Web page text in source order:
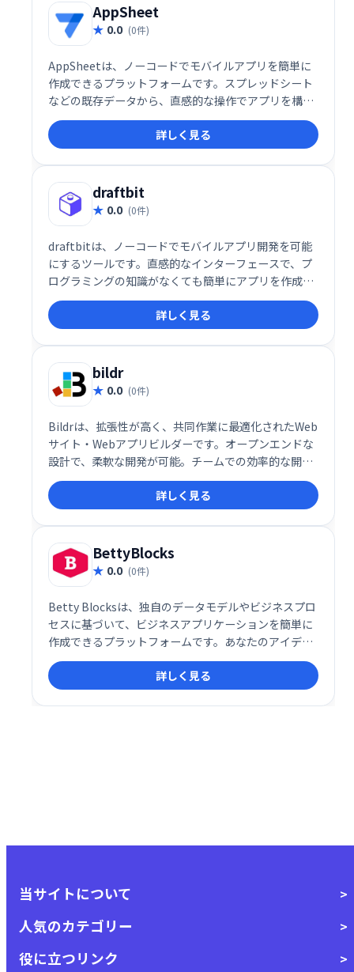
AppSheet
0.0 (0件)
AppSheetは、ノーコードでモバイルアプリを簡単に
作成できるプラットフォームです。スプレッドシート
などの既存データから、直感的な操作でアプリを構築
できます。複雑なコーディングは不要で、迅速な開発
と展開を実現します。業務効率化やデータ活用を促進
し、ビジネスのデジタル化を支援します。
詳しく見る
draftbit
0.0 (0件)
draftbitは、ノーコードでモバイルアプリ開発を可能
にするツールです。直感的なインターフェースで、プ
ログラミングの知識がなくても簡単にアプリを作成で
きます。デザイン、機能追加、公開まで、すべてをワ
ンストップで行えるため、迅速なアプリ開発を実現し
ます。 アイデアを形にするための、手軽で強力なツー
ルとして最適です。
詳しく見る
bildr
0.0 (0件)
Bildrは、拡張性が高く、共同作業に最適化されたWeb
サイト・Webアプリビルダーです。オープンエンドな
設計で、柔軟な開発が可能。チームでの効率的な開発
と、多様なニーズに対応するウェブサイトやアプリケ
ーション構築を支援します。
詳しく見る
BettyBlocks
0.0 (0件)
Betty Blocksは、独自のデータモデルやビジネスプロ
セスに基づいて、ビジネスアプリケーションを簡単に
作成できるプラットフォームです。あなたのアイデア
を制限なく実現し、想像力次第で様々なアプリケーシ
ョンを開発できます。直感的なインターフェースで、
迅速な開発と柔軟なカスタマイズが可能です。
詳しく見る
当サイトについて
人気のカテゴリー
役に立つリンク